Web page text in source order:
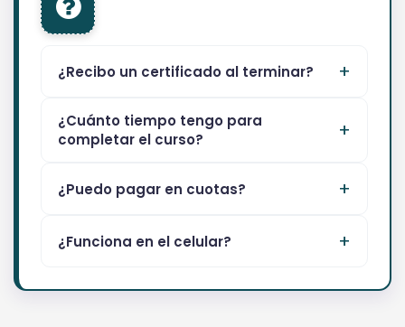
¿Recibo un certificado al terminar?
¿Cuánto tiempo tengo para
completar el curso?
¿Puedo pagar en cuotas?
¿Funciona en el celular?